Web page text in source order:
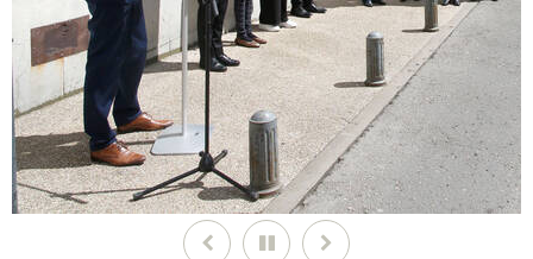
PrécédentPause Suivant